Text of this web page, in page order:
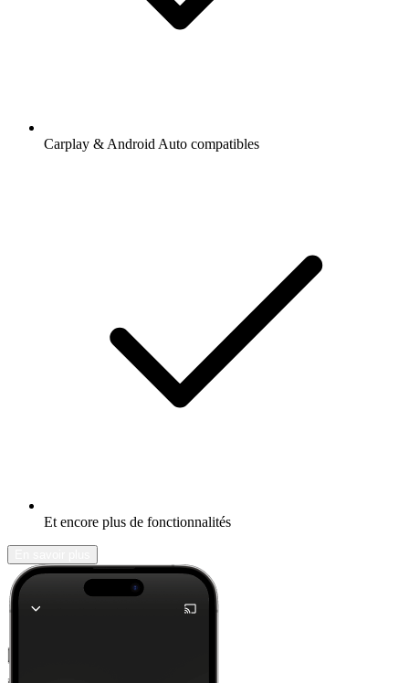
Carplay & Android Auto compatibles
Et encore plus de fonctionnalités